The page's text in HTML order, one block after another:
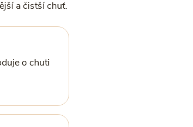
a čistší chuť.
o chuti